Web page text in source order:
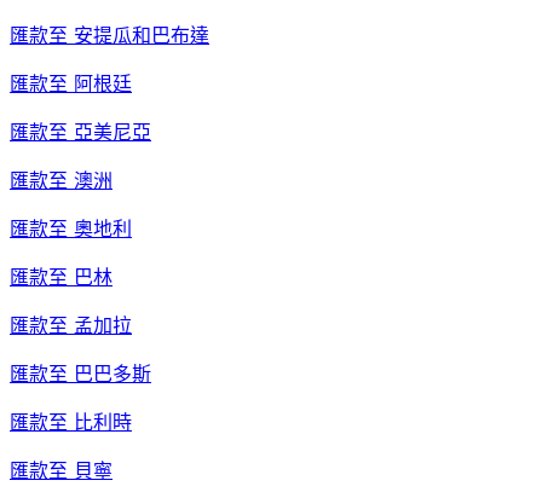
匯款至 安提瓜和巴布達
匯款至 阿根廷
匯款至 亞美尼亞
匯款至 澳洲
匯款至 奧地利
匯款至 巴林
匯款至 孟加拉
匯款至 巴巴多斯
匯款至 比利時
匯款至 貝寧